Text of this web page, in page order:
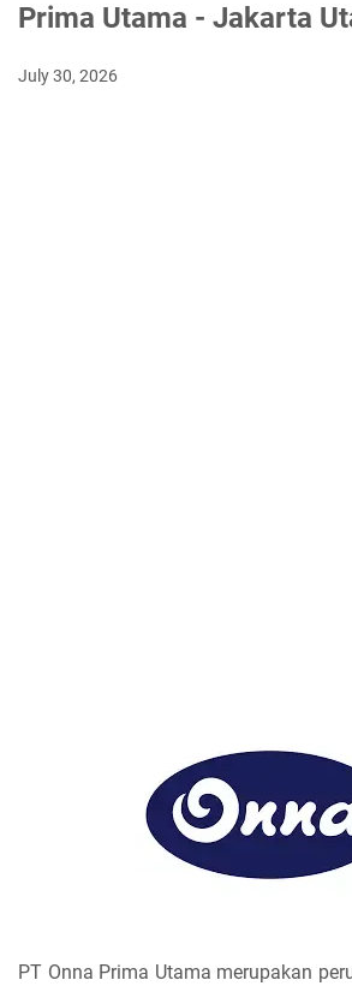
Prima Utama - Jakarta
July 30, 2026
PT Onna Prima Utama merupakan